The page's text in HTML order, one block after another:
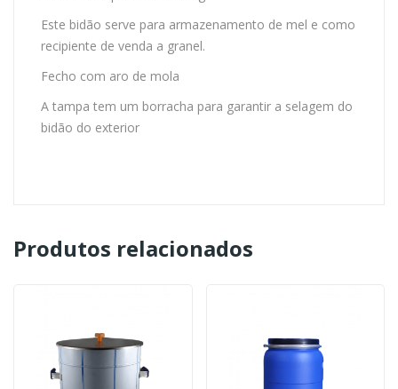
Este bidão serve para armazenamento de mel e como
recipiente de venda a granel.
Fecho com aro de mola
A tampa tem um borracha para garantir a selagem do
bidão do exterior
Produtos relacionados